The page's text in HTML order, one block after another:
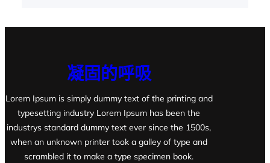
凝固的呼吸
Lorem Ipsum is simply dummy text of the printing and
typesetting industry Lorem Ipsum has been the
industrys standard dummy text ever since the 1500s,
when an unknown printer took a galley of type and
scrambled it to make a type specimen book.